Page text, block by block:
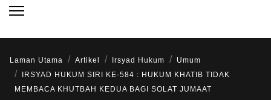
Laman Utama Artikel Irsyad Hukum
Umum
IRSYAD HUKUM SIRI KE-584 : HUKUM KHATIB TIDAK
MEMBACA KHUTBAH KEDUA BAGI SOLAT JUMAAT